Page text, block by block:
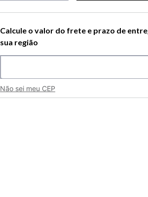
Calcule o valor do frete e prazo de
sua região
Não sei meu CEP